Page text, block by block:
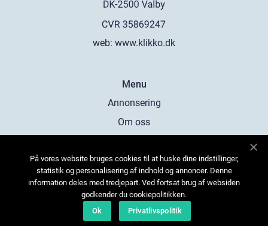
web: www.klikko.dk
Menu
Annonsering
Om oss
Kontakta oss
Sitemap
På vores website bruges cookies til at huske dine indstillinger,
statistik og personalisering af indhold og annoncer. Denne
information deles med tredjepart. Ved fortsat brug af websiden
godkender du cookiepolitikken.
Ok
Privatlivspolitik